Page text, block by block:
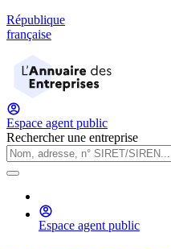
République
française
Espace agent public
Rechercher une entreprise
Espace agent public